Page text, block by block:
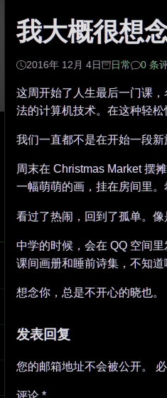
我大概很想
2016年 12月 4日 日常 0 条
这周开始了人生最后一门课
法的计算机技术。在这种轻松
我们一直都不是在开始一段新
周末在 Christmas Market 摆
一幅萌萌的画，挂在房间里。
看过了热闹，回到了孤单。像
中学的时候，会在 QQ 空间
课间画册和睡前诗集，不知道
想念你，总是不开心的晓也。
发表回复
您的邮箱地址不会被公开。